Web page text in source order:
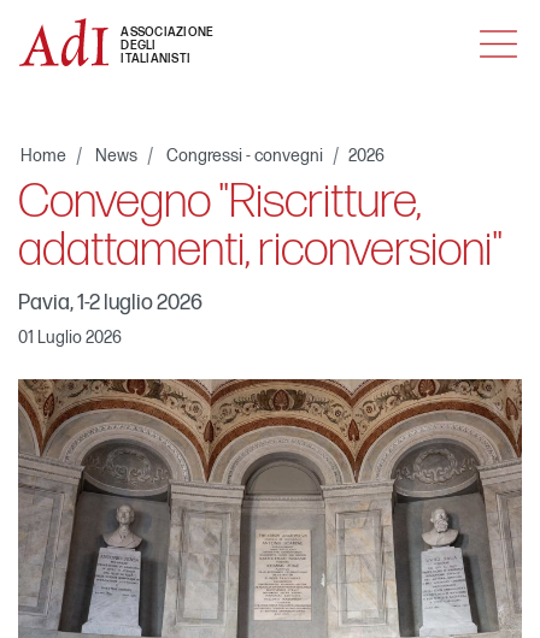
ASSOCIAZIONE
DEGLI
ITALIANISTI
MENU
Home News Congressi - convegni 2026
Convegno "Riscritture,
adattamenti, riconversioni"
Pavia, 1-2 luglio 2026
01 Luglio 2026